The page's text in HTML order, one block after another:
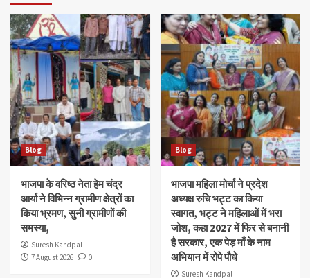
Blog
भाजपा के वरिष्ठ नेता हेम चंद्र
आर्या ने विभिन्न ग्रामीण क्षेत्रों का
किया भ्रमण, सुनी ग्रामीणों की
समस्या,
Suresh Kandpal
7 August 2026
0
Blog
भाजपा महिला मोर्चा ने प्रदेश
अध्यक्ष रुचि भट्ट का किया
स्वागत, भट्ट ने महिलाओं में भरा
जोश, कहा 2027 में फिर से बनानी
है सरकार, एक पेड़ माँ के नाम
अभियान में रोपे पौधे
Suresh Kandpal